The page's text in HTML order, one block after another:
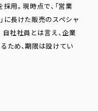
用。現時点で、「営業
に長けた販売のスペシャ
社社員とは言え、企業
ため、期限は設けてい